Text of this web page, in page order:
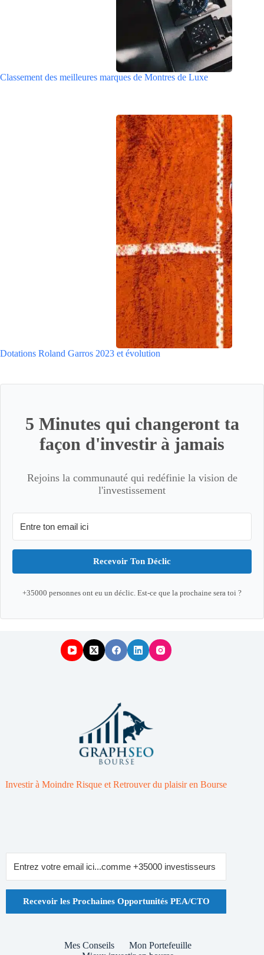
Classement des meilleures marques de Montres de Luxe
Dotations Roland Garros 2023 et évolution
5 Minutes qui changeront ta
façon d'investir à jamais
Rejoins la communauté qui redéfinie la vision de
l'investissement
Recevoir Ton Déclic
+35000 personnes ont eu un déclic. Est-ce que la prochaine sera toi ?
Investir à Moindre Risque et Retrouver du plaisir en Bourse
Recevoir les Prochaines Opportunités PEA/CTO
Mes Conseils
Mon Portefeuille